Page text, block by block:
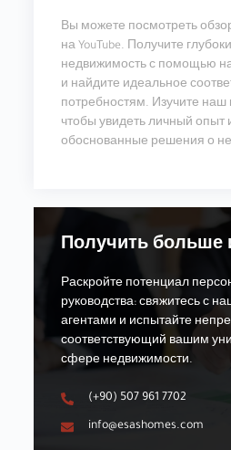
Вы можете посмотреть
на YouTube. Получите
недвижимость с помощью
и найдите идеальное
потребностям. Изучите наш
чтобы увидеть личный опыт
обоснованные решения о
Получить больше
Раскройте потенциал
руководства: свяжитесь с
агентами и испытайте
соответствующий вашим
сфере недвижимости.
(+90) 507 961 7702
info@esashomes.com